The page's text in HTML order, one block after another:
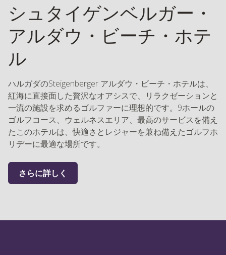
シュタイゲンベルガー・
アルダウ・ビーチ・ホテ
ル
ハルガダのSteigenberger アルダウ・ビーチ・ホテルは、
紅海に直接面した贅沢なオアシスで、リラクゼーションと
一流の施設を求めるゴルファーに理想的です。9ホールの
ゴルフコース、ウェルネスエリア、最高のサービスを備え
たこのホテルは、快適さとレジャーを兼ね備えたゴルフホ
リデーに最適な場所です。
さらに詳しく